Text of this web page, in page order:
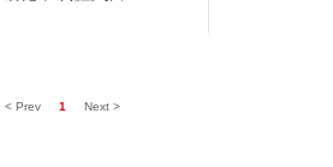
< Prev 1 Next >